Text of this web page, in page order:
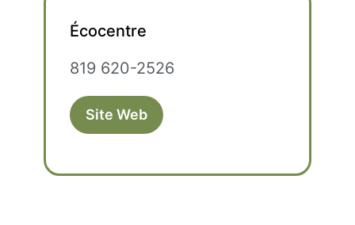
Écocentre
819 620-2526
Site Web